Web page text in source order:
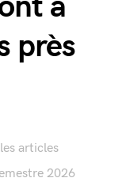
près
articles
2026